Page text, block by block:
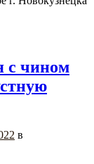
с чином
в